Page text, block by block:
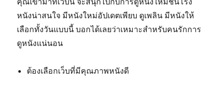
หนังน่าสนใจ มีหนังใหม่อัปเดตเพียบ ดูเพลิน มีหนังให้
เลือกทั้งวันแบบนี้ บอกได้เลยว่าเหมาะสำหรับคนรักการ
ดูหนังแน่นอน
ต้องเลือกเว็บที่มีคุณภาพหนังดี